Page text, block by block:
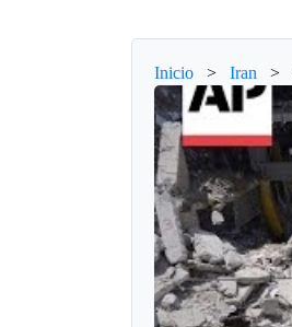
Inicio > Iran >